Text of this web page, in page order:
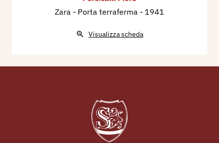
Zara - Porta terraferma - 1941
Visualizza scheda